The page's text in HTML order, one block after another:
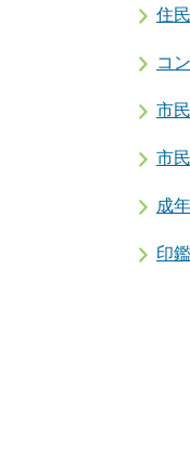
住
コ
市
市
成
印